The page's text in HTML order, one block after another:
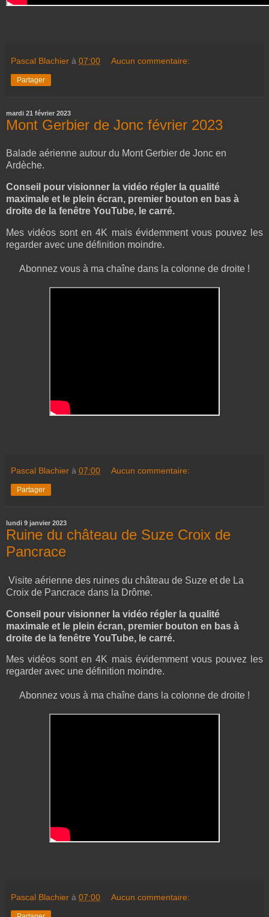
Pascal Blachier à 07:00 Aucun commentaire:
Partager
mardi 21 février 2023
Mont Gerbier de Jonc février 2023
Balade aérienne autour du Mont Gerbier de Jonc en
Ardèche.
Conseil pour visionner la vidéo régler la qualité
maximale et le plein écran, premier bouton en bas à
droite de la fenêtre YouTube, le carré.
Mes vidéos sont en 4K mais évidemment vous pouvez les
regarder avec une définition moindre.
Abonnez vous à ma chaîne dans la colonne de droite !
Pascal Blachier à 07:00 Aucun commentaire:
Partager
lundi 9 janvier 2023
Ruine du château de Suze Croix de
Pancrace
Visite aérienne des ruines du château de Suze et de La
Croix de Pancrace dans la Drôme.
Conseil pour visionner la vidéo régler la qualité
maximale et le plein écran, premier bouton en bas à
droite de la fenêtre YouTube, le carré.
Mes vidéos sont en 4K mais évidemment vous pouvez les
regarder avec une définition moindre.
Abonnez vous à ma chaîne dans la colonne de droite !
Pascal Blachier à 07:00 Aucun commentaire: